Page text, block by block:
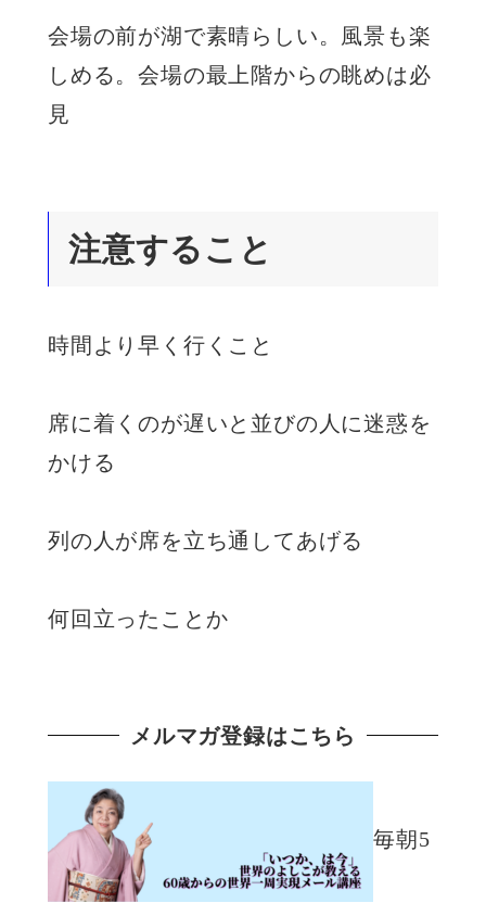
会場の前が湖で素晴らしい。風景も楽
しめる。会場の最上階からの眺めは必
見
注意すること
時間より早く行くこと
席に着くのが遅いと並びの人に迷惑を
かける
列の人が席を立ち通してあげる
何回立ったことか
メルマガ登録はこちら
毎朝5